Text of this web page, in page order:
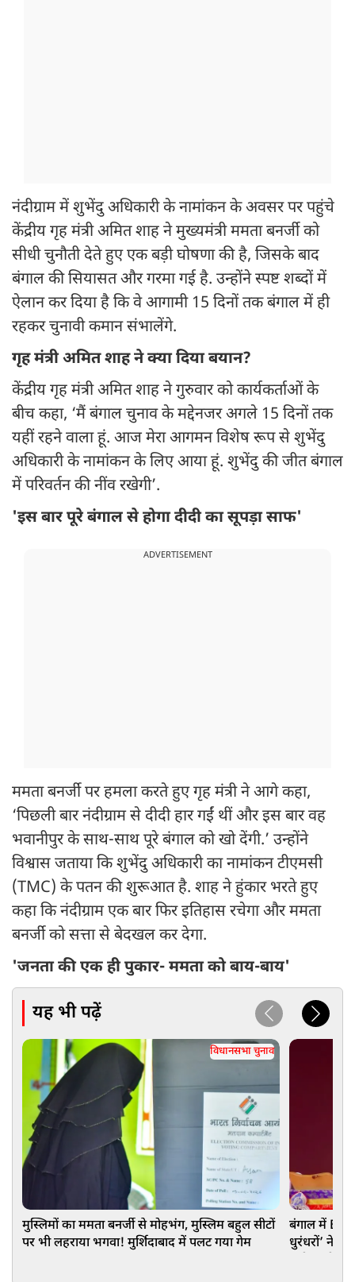
नंदीग्राम में शुभेंदु अधिकारी के नामांकन के अवसर पर पहुंचे
केंद्रीय गृह मंत्री अमित शाह ने मुख्यमंत्री ममता बनर्जी को
सीधी चुनौती देते हुए एक बड़ी घोषणा की है, जिसके बाद
बंगाल की सियासत और गरमा गई है. उन्होंने स्पष्ट शब्दों में
ऐलान कर दिया है कि वे आगामी 15 दिनों तक बंगाल में ही
रहकर चुनावी कमान संभालेंगे.
गृह मंत्री अमित शाह ने क्या दिया बयान?
केंद्रीय गृह मंत्री अमित शाह ने गुरुवार को कार्यकर्ताओं के
बीच कहा, ‘मैं बंगाल चुनाव के मद्देनजर अगले 15 दिनों तक
यहीं रहने वाला हूं. आज मेरा आगमन विशेष रूप से शुभेंदु
अधिकारी के नामांकन के लिए आया हूं. शुभेंदु की जीत बंगाल
में परिवर्तन की नींव रखेगी’.
'इस बार पूरे बंगाल से होगा दीदी का सूपड़ा साफ'
ADVERTISEMENT
ममता बनर्जी पर हमला करते हुए गृह मंत्री ने आगे कहा,
‘पिछली बार नंदीग्राम से दीदी हार गईं थीं और इस बार वह
भवानीपुर के साथ-साथ पूरे बंगाल को खो देंगी.’ उन्होंने
विश्वास जताया कि शुभेंदु अधिकारी का नामांकन टीएमसी
(TMC) के पतन की शुरूआत है. शाह ने हुंकार भरते हुए
कहा कि नंदीग्राम एक बार फिर इतिहास रचेगा और ममता
बनर्जी को सत्ता से बेदखल कर देगा.
'जनता की एक ही पुकार- ममता को बाय-बाय'
यह भी पढ़ें
विधानसभा चुनाव
मुस्लिमों का ममता बनर्जी से मोहभंग, मुस्लिम बहुल सीटों
पर भी लहराया भगवा! मुर्शिदाबाद में पलट गया गेम
बंगाल में BJP
धुरंधरों’ ने